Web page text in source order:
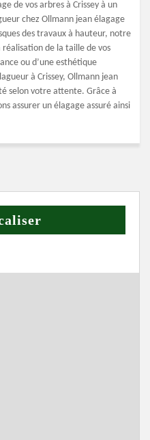
de vos arbres à Crissey à un
chez Ollmann jean élagage
des travaux à hauteur, notre
de la taille de vos
ou d’une esthétique
à Crissey, Ollmann jean
selon votre attente. Grâce à
assurer un élagage assuré ainsi